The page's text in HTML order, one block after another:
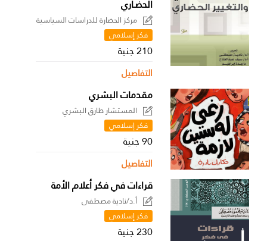
الحضـاري
مركز الحضارة للدراسات السياسية
فكر إسلامي
210 جنية
التفاصيل
مقدمات البشري
المستشار طارق البشري
فكر إسلامي
90 جنية
التفاصيل
قراءات في فكر أعلام الأمة
أ.د/نادية مصطفى
فكر إسلامي
230 جنية